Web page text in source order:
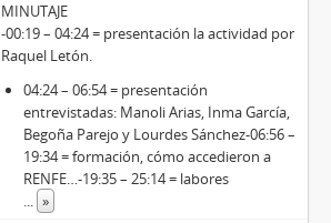
MINUTAJE
-00:19 – 04:24 = presentación la actividad por
Raquel Letón.
04:24 – 06:54 = presentación
entrevistadas: Manoli Arias, Inma García,
Begoña Parejo y Lourdes Sánchez-06:56 –
19:34 = formación, cómo accedieron a
RENFE…-19:35 – 25:14 = labores
... »